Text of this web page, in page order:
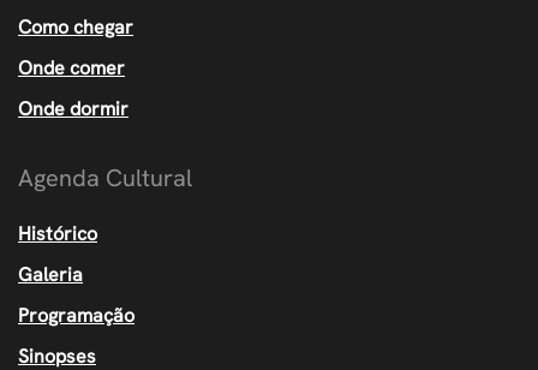
Como chegar
Onde comer
Onde dormir
Agenda Cultural
Histórico
Galeria
Programação
Sinopses